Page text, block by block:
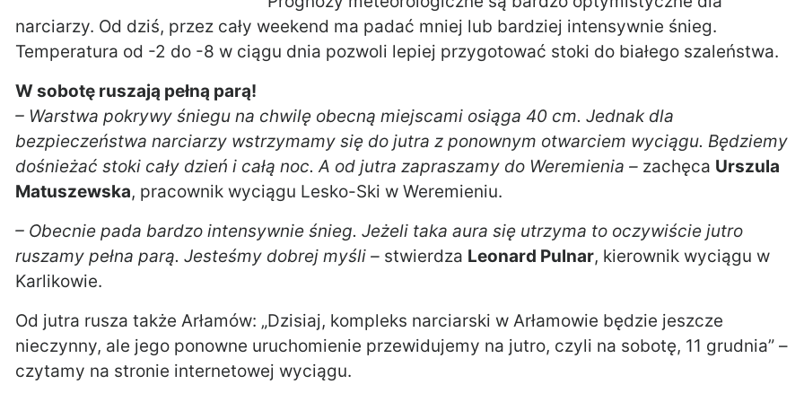
narciarzy. Od dziś, przez cały weekend ma padać mniej lub bardziej intensywnie śnieg.
Temperatura od -2 do -8 w ciągu dnia pozwoli lepiej przygotować stoki do białego szaleństwa.
W sobotę ruszają pełną parą!
– Warstwa pokrywy śniegu na chwilę obecną miejscami osiąga 40 cm. Jednak dla
bezpieczeństwa narciarzy wstrzymamy się do jutra z ponownym otwarciem wyciągu. Będziemy
dośnieżać stoki cały dzień i całą noc. A od jutra zapraszamy do Weremienia – zachęca Urszula
Matuszewska, pracownik wyciągu Lesko-Ski w Weremieniu.
– Obecnie pada bardzo intensywnie śnieg. Jeżeli taka aura się utrzyma to oczywiście jutro
ruszamy pełna parą. Jesteśmy dobrej myśli – stwierdza Leonard Pulnar, kierownik wyciągu w
Karlikowie.
Od jutra rusza także Arłamów: „Dzisiaj, kompleks narciarski w Arłamowie będzie jeszcze
nieczynny, ale jego ponowne uruchomienie przewidujemy na jutro, czyli na sobotę, 11 grudnia” –
czytamy na stronie internetowej wyciągu.